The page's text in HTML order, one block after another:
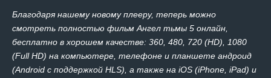
Благодаря нашему новому плееру, теперь можно
смотреть полностью фильм Ангел тьмы 5 онлайн,
бесплатно в хорошем качестве: 360, 480, 720 (HD), 1080
(Full HD) на компьютере, телефоне и планшете андроид
(Android с поддержкой HLS), а также на iOS (iPhone, iPad) и